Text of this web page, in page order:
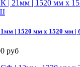
| 1520 мм х 1520 мм |
руб